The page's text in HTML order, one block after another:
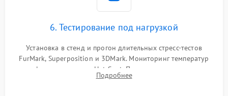
6. Тестирование под нагрузкой
Установка в стенд и прогон длительных стресс-тестов
FurMark, Superposition и 3DMark. Мониторинг температур
графического чипа и Hot Spot. Проверка на отсутствие
артефактов изображения, вылетов драйвера и зависаний.
Подробнее